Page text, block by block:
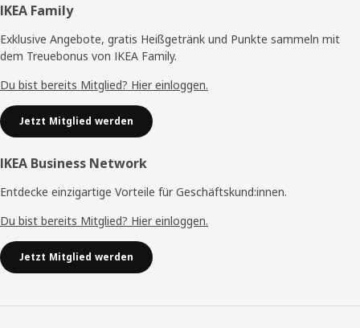
Fußzeile
IKEA Family
Exklusive Angebote, gratis Heißgetränk und Punkte sammeln mit
dem Treuebonus von IKEA Family.
Du bist bereits Mitglied? Hier einloggen.
Jetzt Mitglied werden
IKEA Business Network
Entdecke einzigartige Vorteile für Geschäftskund:innen.
Du bist bereits Mitglied? Hier einloggen.
Jetzt Mitglied werden